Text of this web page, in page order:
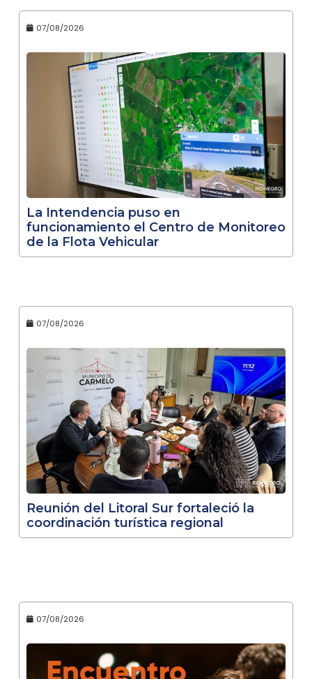
07/08/2026
La Intendencia puso en
funcionamiento el Centro de Monitoreo
de la Flota Vehicular
07/08/2026
Reunión del Litoral Sur fortaleció la
coordinación turística regional
07/08/2026